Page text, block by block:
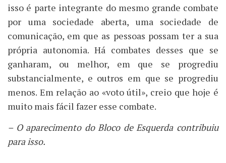
isso é parte integrante do mesmo grande combate
por uma sociedade aberta, uma sociedade de
comunicação, em que as pessoas possam ter a sua
própria autonomia. Há combates desses que se
ganharam, ou melhor, em que se progrediu
substancialmente, e outros em que se progrediu
menos. Em relação ao «voto útil», creio que hoje é
muito mais fácil fazer esse combate.
– O aparecimento do Bloco de Esquerda contribuiu
para isso.